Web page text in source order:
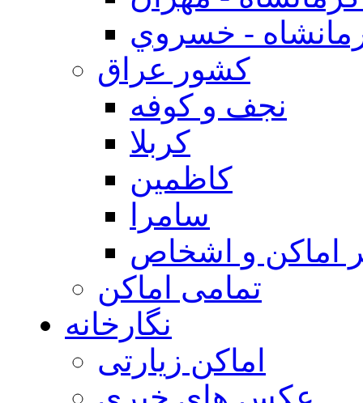
- خسروي
كشور عراق
نجف و كوفه
كربلا
كاظمين
سامرا
اماكن و اشخاص
تمامی اماکن
نگارخانه
اماکن زیارتی